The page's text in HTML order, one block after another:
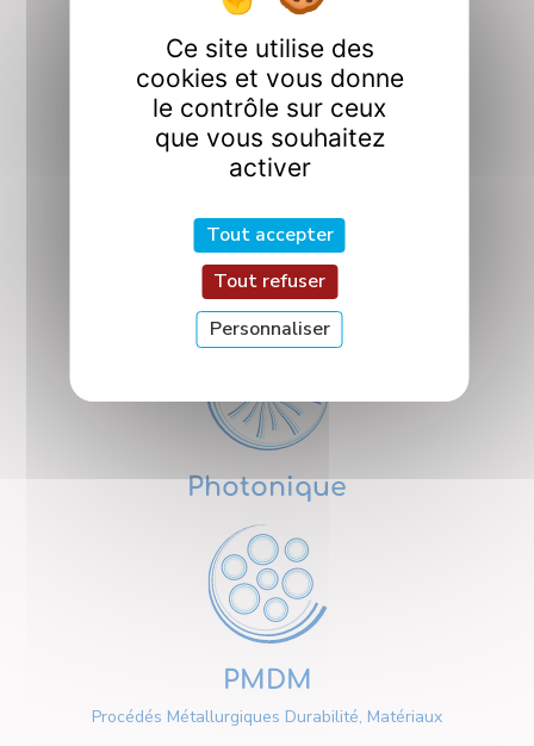
Interfaces
Nanosciences
Photonique
PMDM
Procédés Métallurgiques Durabilité, Matériaux
Ce site utilise des
cookies et vous donne
le contrôle sur ceux
que vous souhaitez
activer
Tout accepter
Tout refuser
Personnaliser